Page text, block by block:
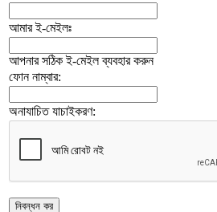
আমার ই-মেইলঃ
আপনার সঠিক ই-মেইল ব্যবহার করুন
ফোন নাম্বার:
অনাযাচিত যাচাইকরণ: